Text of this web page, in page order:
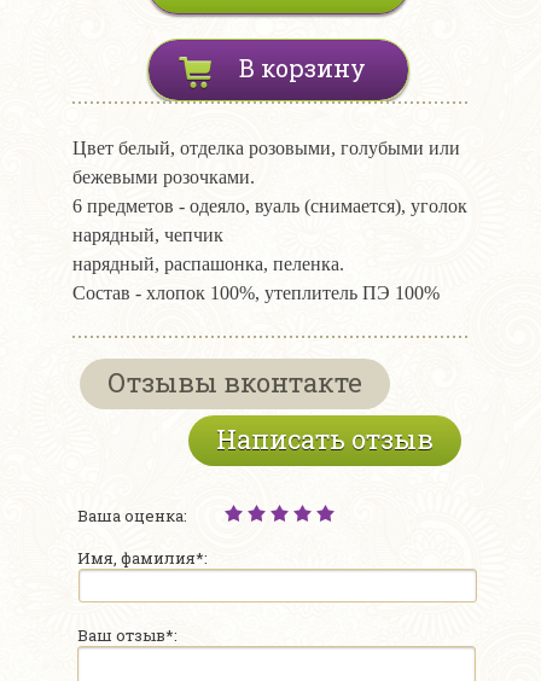
В корзину
Цвет белый, отделка розовыми, голубыми или
бежевыми розочками.
6 предметов - одеяло, вуаль (снимается), уголок
нарядный, чепчик
нарядный, распашонка, пеленка.
Состав - хлопок 100%, утеплитель ПЭ 100%
Отзывы вконтакте
Написать отзыв
Ваша оценка:
Имя, фамилия*:
Ваш отзыв*: